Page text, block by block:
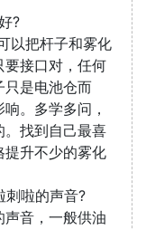
?
以把杆子和雾化
要接口对，任何
只是电池仓而
。多学多问，
。找到自己最喜
提升不少的雾化
刺啦的声音?
音，一般供油